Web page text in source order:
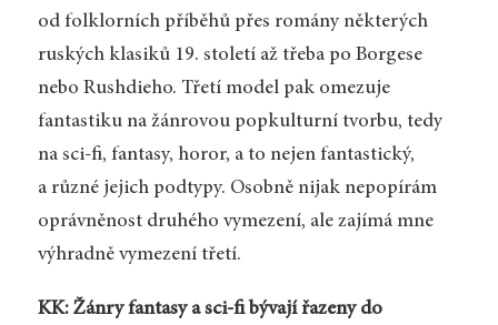
od folklorních příběhů přes romány některých
ruských klasiků 19. století až třeba po Borgese
nebo Rushdieho. Třetí model pak omezuje
fantastiku na žánrovou popkulturní tvorbu, tedy
na sci-fi, fantasy, horor, a to nejen fantastický,
a různé jejich podtypy. Osobně nijak nepopírám
oprávněnost druhého vymezení, ale zajímá mne
výhradně vymezení třetí.
KK: Žánry fantasy a sci-fi bývají řazeny do